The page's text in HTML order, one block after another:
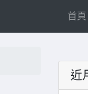
首頁
近